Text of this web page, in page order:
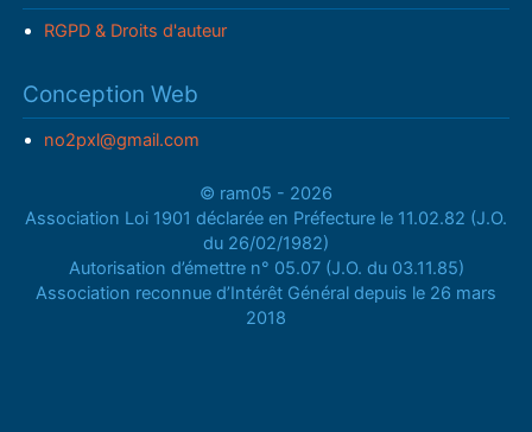
RGPD & Droits d'auteur
Conception Web
no2pxl@gmail.com
© ram05 - 2026
Association Loi 1901 déclarée en Préfecture le 11.02.82 (J.O.
du 26/02/1982)
Autorisation d’émettre n° 05.07 (J.O. du 03.11.85)
Association reconnue d’Intérêt Général depuis le 26 mars
2018